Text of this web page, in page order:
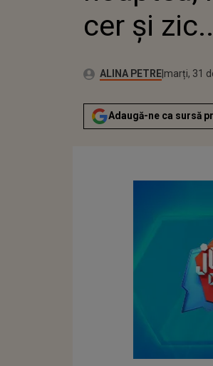
cer și
Autor:ALINA PETRE Publicat:
marți, 31
Adaugă-ne ca sursă